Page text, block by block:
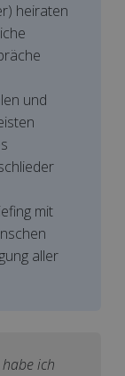
heiraten
und
mit
aller
ich